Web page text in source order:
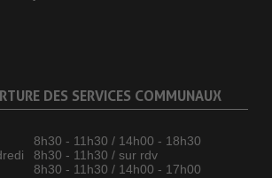
DES SERVICES COMMUNAUX
8h30 - 11h30 / 14h00 - 18h30
8h30 - 11h30 / sur rdv
8h30 - 11h30 / 14h00 - 17h00